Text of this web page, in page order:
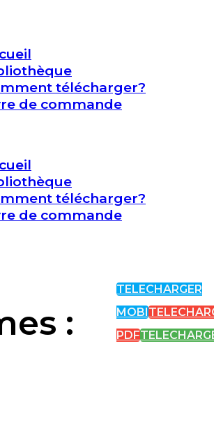
télécharger?
de commande
télécharger?
de commande
:
TELECHARGER
MOBI
PDF